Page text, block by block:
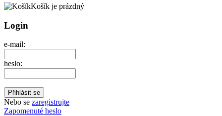
Košík je prázdný
Login
e-mail:
heslo:
Nebo se zaregistrujte
Zapomenuté heslo